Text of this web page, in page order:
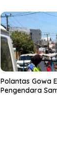
Polantas Gowa
Pengendara